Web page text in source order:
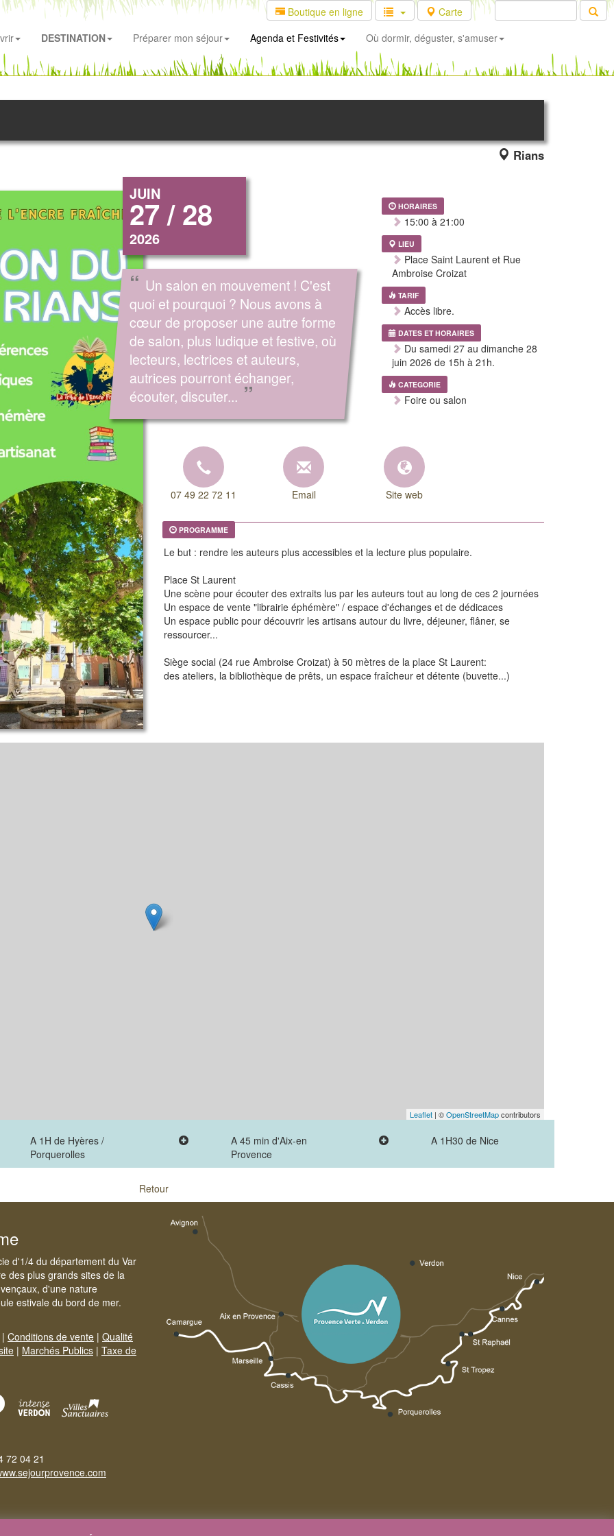
Boutique en ligne
Carte
DESTINATION Préparer mon séjour Agenda et Festivités Où dormir, déguster, s'amuser
Rians
JUIN
27 / 28
2026
“ Un salon en mouvement ! C'est
quoi et pourquoi ? Nous avons à
cœur de proposer une autre forme
de salon, plus ludique et festive, où
lecteurs, lectrices et auteurs,
autrices pourront échanger,
écouter, discuter... ”
HORAIRES
15:00 à 21:00
LIEU
Place Saint Laurent et Rue
Ambroise Croizat
TARIF
Accès libre.
DATES ET HORAIRES
Du samedi 27 au dimanche 28
juin 2026 de 15h à 21h.
CATEGORIE
Foire ou salon
07 49 22 72 11 Email Site web
PROGRAMME
Le but : rendre les auteurs plus accessibles et la lecture plus populaire.
Place St Laurent
Une scène pour écouter des extraits lus par les auteurs tout au long de ces 2 journées
Un espace de vente "librairie éphémère" / espace d'échanges et de dédicaces
Un espace public pour découvrir les artisans autour du livre, déjeuner, flâner, se
ressourcer...
Siège social (24 rue Ambroise Croizat) à 50 mètres de la place St Laurent:
des ateliers, la bibliothèque de prêts, un espace fraîcheur et détente (buvette...)
Leaflet | ©OpenStreetMapcontributors
A 1H de Hyères /
Porquerolles
A 45 min d'Aix-en
Provence
A 1H30 de Nice
Retour
d'1/4 du département du Var
des plus grands sites de la
d'une nature
estivale du bord de mer.
| Conditions de vente | Qualité
| Marchés Publics | Taxe de
72 04 21